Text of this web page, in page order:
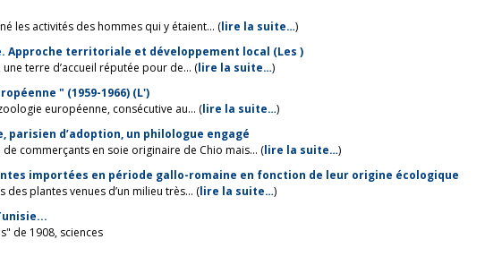
les activités des hommes qui y étaient... (lire la suite…)
Approche territoriale et développement local (Les )
terre d’accueil réputée pour de... (lire la suite…)
" (1959-1966) (L')
européenne, consécutive au... (lire la suite…)
parisien d’adoption, un philologue engagé
commerçants en soie originaire de Chio mais... (lire la suite…)
importées en période gallo-romaine en fonction de leur origine écologique
plantes venues d’un milieu très... (lire la suite…)
de 1908, sciences